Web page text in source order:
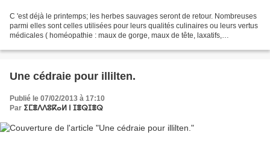
C 'est déjà le printemps; les herbes sauvages seront de retour. Nombreuses
parmi elles sont celles utilisées pour leurs qualités culinaires ou leurs vertus
médicales ( homéopathie : maux de gorge, maux de tête, laxatifs,
Une cédraie pour illilten.
Publié le 07/02/2013 à 17:10
Par ⵉⵎⴻⴷⴷⵓⴽⴰⵍ ⵏ ⵊⴻⵕⵊⴻⵕ